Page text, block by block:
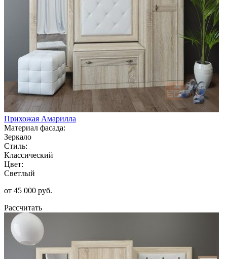
Прихожая Амарилла
Материал фасада:
Зеркало
Стиль:
Классический
Цвет:
Светлый
от 45 000 руб.
Рассчитать